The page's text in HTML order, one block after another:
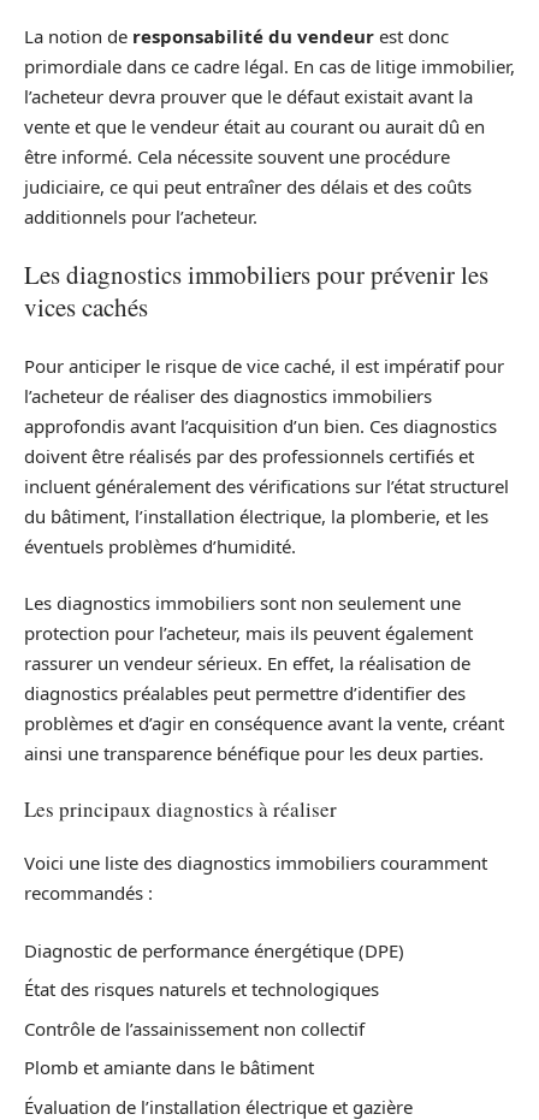
La notion de responsabilité du vendeur est donc
primordiale dans ce cadre légal. En cas de litige immobilier,
l’acheteur devra prouver que le défaut existait avant la
vente et que le vendeur était au courant ou aurait dû en
être informé. Cela nécessite souvent une procédure
judiciaire, ce qui peut entraîner des délais et des coûts
additionnels pour l’acheteur.
Les diagnostics immobiliers pour prévenir les
vices cachés
Pour anticiper le risque de vice caché, il est impératif pour
l’acheteur de réaliser des diagnostics immobiliers
approfondis avant l’acquisition d’un bien. Ces diagnostics
doivent être réalisés par des professionnels certifiés et
incluent généralement des vérifications sur l’état structurel
du bâtiment, l’installation électrique, la plomberie, et les
éventuels problèmes d’humidité.
Les diagnostics immobiliers sont non seulement une
protection pour l’acheteur, mais ils peuvent également
rassurer un vendeur sérieux. En effet, la réalisation de
diagnostics préalables peut permettre d’identifier des
problèmes et d’agir en conséquence avant la vente, créant
ainsi une transparence bénéfique pour les deux parties.
Les principaux diagnostics à réaliser
Voici une liste des diagnostics immobiliers couramment
recommandés :
Diagnostic de performance énergétique (DPE)
État des risques naturels et technologiques
Contrôle de l’assainissement non collectif
Plomb et amiante dans le bâtiment
Évaluation de l’installation électrique et gazière